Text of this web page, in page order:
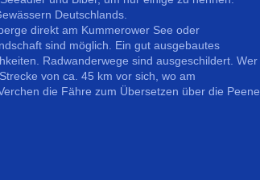
Deutschlands.
direkt am Kummerower See oder
sind möglich. Ein gut ausgebautes
Radwanderwege sind ausgeschildert. Wer
von ca. 45 km vor sich, wo am
die Fähre zum Übersetzen über die Peene